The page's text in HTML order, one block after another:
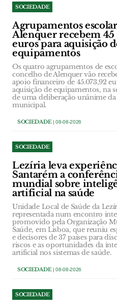
SOCIEDADE
Agrupamentos
Alenquer recebem
euros para aquisição
equipamentos
Os quatro agrupamentos de
concelho de Alenquer vão
apoio financeiro de 45.073,92
aquisição de equipamentos, na
de uma deliberação unânime
municipal.
SOCIEDADE| 08-08-2026
SOCIEDADE
Lezíria leva
Santarém a
mundial sobre
artificial na saúde
Unidade Local de Saúde da
representada num encontro
promovido pela Organização
Saúde, em Lisboa, que reuniu
e decisores de 37 países para
riscos e as oportunidades da
artificial nos sistemas de saúde.
SOCIEDADE| 08-08-2026
SOCIEDADE